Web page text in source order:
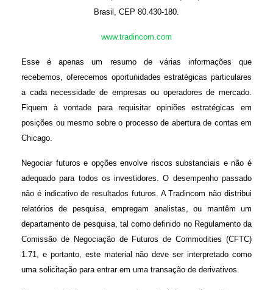
Brasil, CEP 80.430-180.
www.tradincom.com
Esse é apenas um resumo de várias informações que
recebemos, oferecemos oportunidades estratégicas particulares
a cada necessidade de empresas ou operadores de mercado.
Fiquem à vontade para requisitar opiniões estratégicas em
posições ou mesmo sobre o processo de abertura de contas em
Chicago.
Negociar futuros e opções envolve riscos substanciais e não é
adequado para todos os investidores. O desempenho passado
não é indicativo de resultados futuros. A Tradincom não distribui
relatórios de pesquisa, empregam analistas, ou mantêm um
departamento de pesquisa, tal como definido no Regulamento da
Comissão de Negociação de Futuros de Commodities (CFTC)
1.71, e portanto, este material não deve ser interpretado como
uma solicitação para entrar em uma transação de derivativos.